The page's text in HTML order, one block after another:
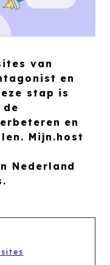
van
en
stap is
en
Mijn.host
Nederland